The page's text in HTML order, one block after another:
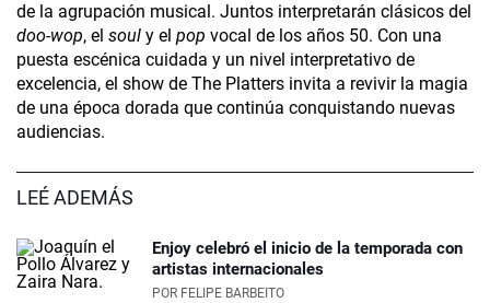
de la agrupación musical. Juntos interpretarán clásicos del
doo-wop, el soul y el pop vocal de los años 50. Con una
puesta escénica cuidada y un nivel interpretativo de
excelencia, el show de The Platters invita a revivir la magia
de una época dorada que continúa conquistando nuevas
audiencias.
LEÉ ADEMÁS
Enjoy celebró el inicio de la temporada con
artistas internacionales
POR FELIPE BARBEITO